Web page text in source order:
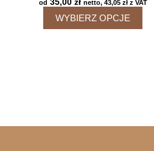
od 35,00 zł netto, 43,05 złz VAT
WYBIERZ OPCJE